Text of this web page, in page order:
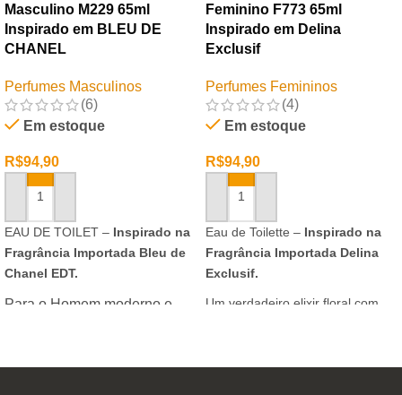
Masculino M229 65ml
Inspirado em BLEU DE
CHANEL
Perfumes Masculinos
(6)
Em estoque
R$94,90
ADICIONAR AO CARRINHO
EAU DE TOILET – Inspirado na
Fragrância Importada Bleu de
Chanel EDT.
Para o Homem moderno e
inovar sempre, provocando
Feminino F773 65ml
Inspirado em Delina
Exclusif
Perfumes Femininos
(4)
Em estoque
R$94,90
ADICIONAR AO CARRINHO
Eau de Toilette – Inspirado na
Fragrância Importada Delina
Exclusif.
Um verdadeiro elixir floral com